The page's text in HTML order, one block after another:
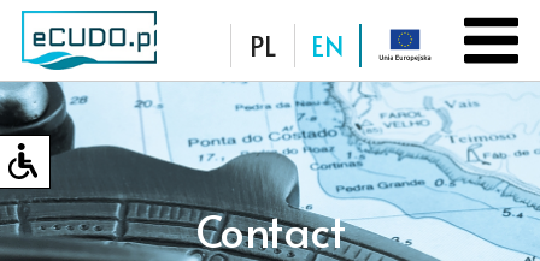
PL EN
Database
Contact